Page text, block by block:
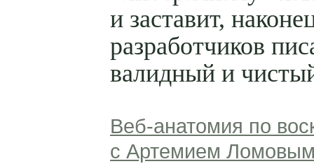
и заставит,
разработчиков
валидный и
Веб-анатомия по
с Артемием